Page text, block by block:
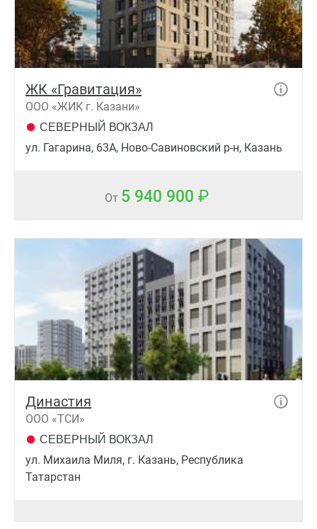
ЖК «Гравитация»
ООО «ЖИК г. Казани»
СЕВЕРНЫЙ ВОКЗАЛ
ул. Гагарина, 63А, Ново-Савиновский р-н, Казань
От 5 940 900
Династия
ООО «ТСИ»
СЕВЕРНЫЙ ВОКЗАЛ
ул. Михаила Миля, г. Казань, Республика
Татарстан